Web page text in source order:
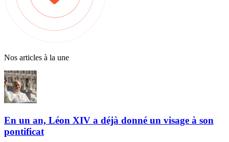
Nos articles à la une
En un an, Léon XIV a déjà donné un visage à son
pontificat